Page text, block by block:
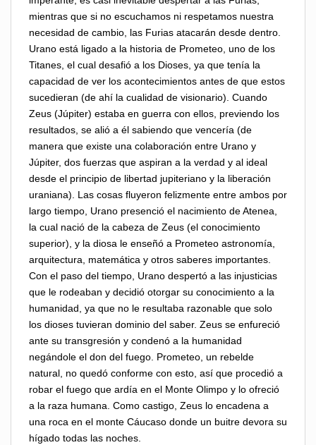
mientras que si no escuchamos ni respetamos nuestra
necesidad de cambio, las Furias atacarán desde dentro.
Urano está ligado a la historia de Prometeo, uno de los
Titanes, el cual desafió a los Dioses, ya que tenía la
capacidad de ver los acontecimientos antes de que estos
sucedieran (de ahí la cualidad de visionario). Cuando
Zeus (Júpiter) estaba en guerra con ellos, previendo los
resultados, se alió a él sabiendo que vencería (de
manera que existe una colaboración entre Urano y
Júpiter, dos fuerzas que aspiran a la verdad y al ideal
desde el principio de libertad jupiteriano y la liberación
uraniana). Las cosas fluyeron felizmente entre ambos por
largo tiempo, Urano presenció el nacimiento de Atenea,
la cual nació de la cabeza de Zeus (el conocimiento
superior), y la diosa le enseñó a Prometeo astronomía,
arquitectura, matemática y otros saberes importantes.
Con el paso del tiempo, Urano despertó a las injusticias
que le rodeaban y decidió otorgar su conocimiento a la
humanidad, ya que no le resultaba razonable que solo
los dioses tuvieran dominio del saber. Zeus se enfureció
ante su transgresión y condenó a la humanidad
negándole el don del fuego. Prometeo, un rebelde
natural, no quedó conforme con esto, así que procedió a
robar el fuego que ardía en el Monte Olimpo y lo ofreció
a la raza humana. Como castigo, Zeus lo encadena a
una roca en el monte Cáucaso donde un buitre devora su
hígado todas las noches.